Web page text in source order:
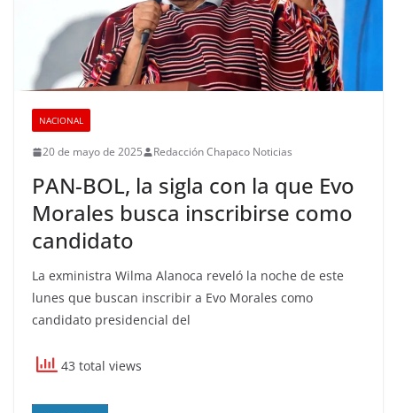
NACIONAL
20 de mayo de 2025 Redacción Chapaco Noticias
PAN-BOL, la sigla con la que Evo
Morales busca inscribirse como
candidato
La exministra Wilma Alanoca reveló la noche de este
lunes que buscan inscribir a Evo Morales como
candidato presidencial del
43 total views